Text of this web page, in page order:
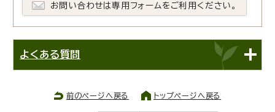
お問い合わせは専用フォームをご利用ください。
よくある質問
前のページへ戻る トップページへ戻る